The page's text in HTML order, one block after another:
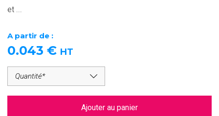
et ...
A partir de :
0.043 € HT
Ajouter au panier